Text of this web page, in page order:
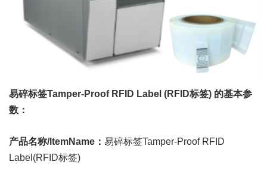
易碎标签Tamper-Proof RFID Label (RFID标签) 的基本参
数：
产品名称/ltemName： 易碎标签Tamper-Proof RFID
Label(RFID标签)